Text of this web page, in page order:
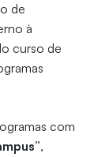
de
à
curso de
com
,